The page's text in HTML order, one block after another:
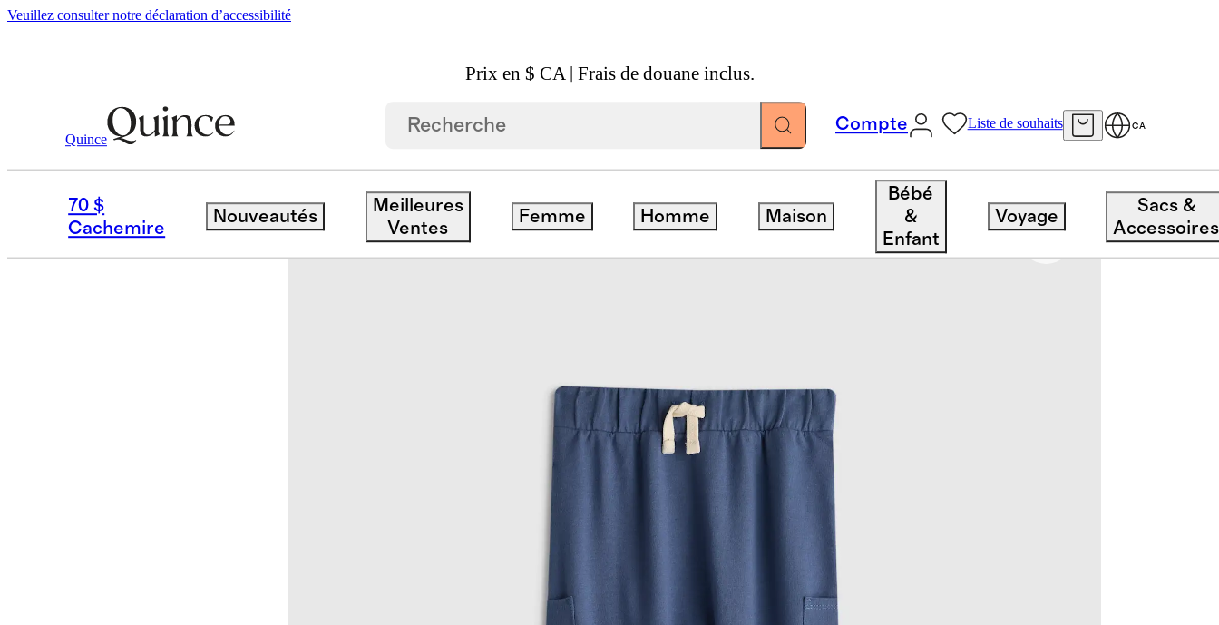
Veuillez consulter notre déclaration d’accessibilité
Prix en $ CA | Frais de douane inclus.
Quince
Compte Liste de souhaits CA
70 $
Cachemire
Nouveautés
Meilleures
Ventes
Femme Homme Maison
Bébé
&
Enfant
Voyage
Sacs &
Accessoires
Bébé Et Enfant Pantalon En Jersey Bouclette De Coton Biologique À Poches